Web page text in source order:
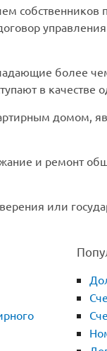
более
в качестве
домом,
и ремонт
или